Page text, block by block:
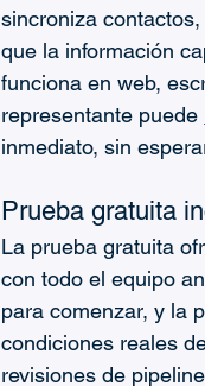
sincroniza
que la información
funciona en web,
representante puede
inmediato, sin
Prueba gratuita
La prueba gratuita
con todo el equipo
para comenzar, y la
condiciones reales
revisiones de